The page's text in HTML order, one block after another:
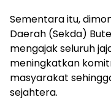
Sementara itu,
Daerah (Sekda)
mengajak seluruh
meningkatkan
masyarakat
sejahtera.